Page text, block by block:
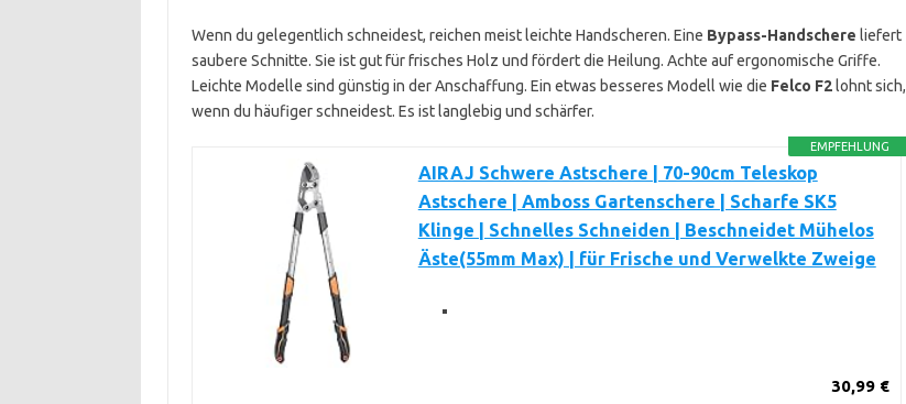
Wenn du gelegentlich schneidest, reichen meist leichte Handscheren. Eine Bypass-Handschere liefert
saubere Schnitte. Sie ist gut für frisches Holz und fördert die Heilung. Achte auf ergonomische Griffe.
Leichte Modelle sind günstig in der Anschaffung. Ein etwas besseres Modell wie die Felco F2lohnt sich,
wenn du häufiger schneidest. Es ist langlebig und schärfer.
EMPFEHLUNG
AIRAJ Schwere Astschere | 70-90cm Teleskop
Astschere | Amboss Gartenschere | Scharfe SK5
Klinge | Schnelles Schneiden | Beschneidet Mühelos
Äste(55mm Max) | für Frische und Verwelkte Zweige
30,99 €